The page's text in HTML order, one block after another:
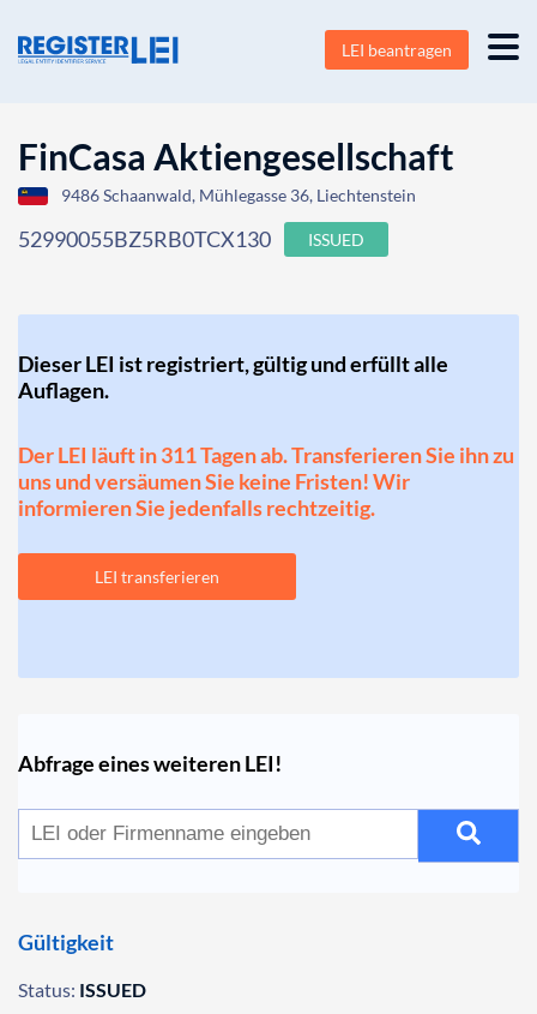
LEI beantragen
FinCasa Aktiengesellschaft
9486 Schaanwald, Mühlegasse 36, Liechtenstein
52990055BZ5RB0TCX130 ISSUED
Dieser LEI ist registriert, gültig und erfüllt alle
Auflagen.
Der LEI läuft in 311 Tagen ab. Transferieren Sie ihn zu
uns und versäumen Sie keine Fristen! Wir
informieren Sie jedenfalls rechtzeitig.
LEI transferieren
Abfrage eines weiteren LEI!
Gültigkeit
Status: ISSUED